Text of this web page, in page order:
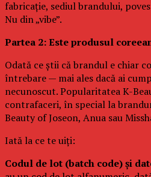
fabricație, sediul brandului,
Nu din „vibe”.
Partea 2: Este produsul
Odată ce știi că brandul e chiar
întrebare — mai ales dacă ai
necunoscut. Popularitatea K-
contrafaceri, în special la
Beauty of Joseon, Anua sau
Iată la ce te uiți:
Codul de lot (batch code) și